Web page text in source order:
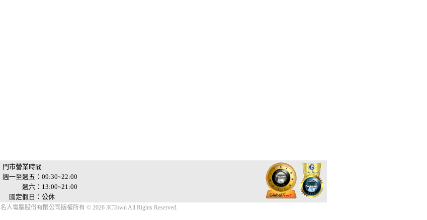
門市營業時間
週一至週五：09:30~22:00
週六：13:00~21:00
國定假日：公休
名人電腦股份有限公司版權所有 © 2026 3CTown All Rights Reserved.